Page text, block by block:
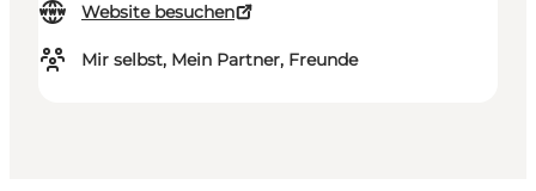
Website besuchen
Mir selbst, Mein Partner, Freunde